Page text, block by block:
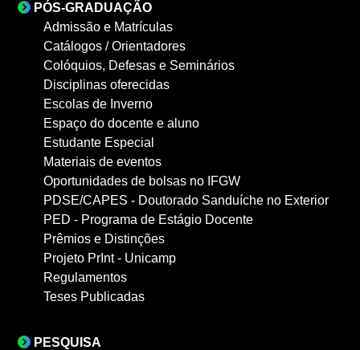
PÓS-GRADUAÇÃO
Admissão e Matrículas
Catálogos / Orientadores
Colóquios, Defesas e Seminários
Disciplinas oferecidas
Escolas de Inverno
Espaço do docente e aluno
Estudante Especial
Materiais de eventos
Oportunidades de bolsas no IFGW
PDSE/CAPES - Doutorado Sanduíche no Exterior
PED - Programa de Estágio Docente
Prêmios e Distinções
Projeto PrInt - Unicamp
Regulamentos
Teses Publicadas
PESQUISA